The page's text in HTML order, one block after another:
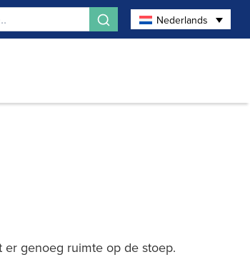
Nederlands
genoeg ruimte op de stoep.